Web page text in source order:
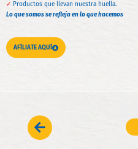
✓ Productos que llevan nuestra huella.
Lo que somos se refleja en lo que hacemos
AFÍLIATE AQUÍ